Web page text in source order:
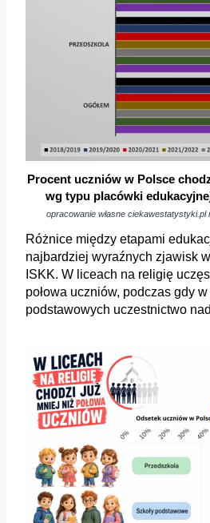
Procent uczniów w Polsce
wg typu placówki
opracowanie własne ciekawestatystyki.pl
Różnice między etapami
najbardziej wyraźnych zjawisk
ISKK. W liceach na religię
połowa uczniów, podczas gdy w
podstawowych uczestnictwo